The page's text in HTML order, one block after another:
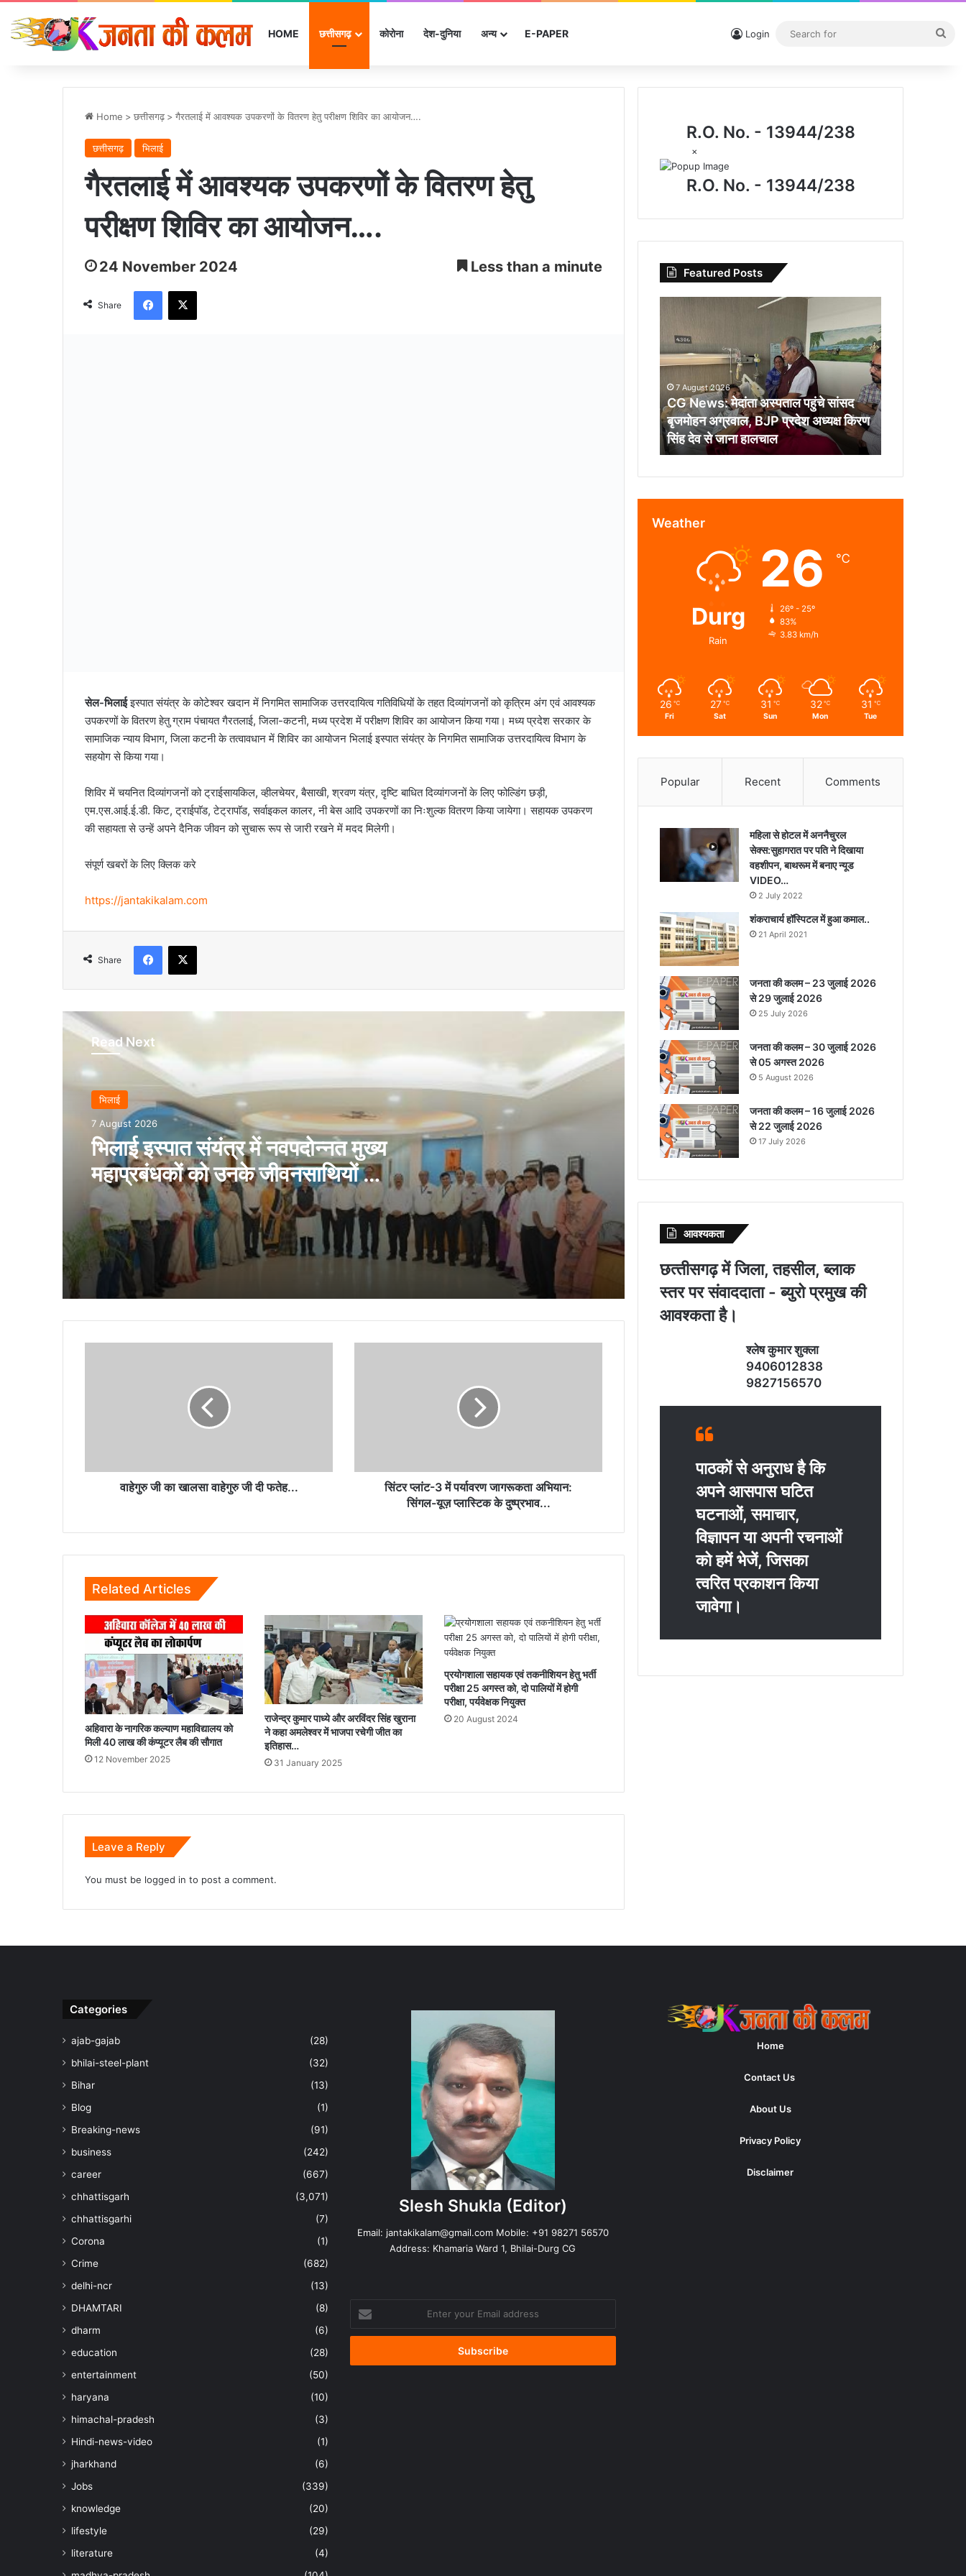
HOME छत्तीसगढ़ कोरोना देश-दुनिया अन्‍य E-PAPER Login
Home > छत्तीसगढ़ > गैरतलाई में आवश्यक उपकरणों के वितरण हेतु परीक्षण शिविर का आयोजन….
छत्तीसगढ़ भिलाई
गैरतलाई में आवश्यक उपकरणों के वितरण हेतु
परीक्षण शिविर का आयोजन….
24 November 2024 Less than a minute
Share
Facebook
X
सेल-भिलाईइस्पात संयंत्र के कोटेश्वर खदान में निगमित सामाजिक उत्तरदायित्व गतिविधियों के तहत दिव्यांगजनों को कृत्रिम अंग एवं आवश्यक
उपकरणों के वितरण हेतु ग्राम पंचायत गैरतलाई, जिला-कटनी, मध्य प्रदेश में परीक्षण शिविर का आयोजन किया गया। मध्य प्रदेश सरकार के
सामाजिक न्याय विभाग, जिला कटनी के तत्वावधान में शिविर का आयोजन भिलाई इस्पात संयंत्र के निगमित सामाजिक उत्तरदायित्व विभाग के
सहयोग से किया गया।
शिविर में चयनित दिव्यांगजनों को ट्राईसायकिल, व्हीलचेयर, बैसाखी, श्रवण यंत्र, दृष्टि बाधित दिव्यांगजनों के लिए फोल्डिंग छड़ी,
एम.एस.आई.ई.डी. किट, ट्राईपाॅड, टेट्रापाॅड, सर्वाइकल कालर, नी बेस आदि उपकरणों का निःशुल्क वितरण किया जायेगा। सहायक उपकरण
की सहायता से उन्हें अपने दैनिक जीवन को सुचारू रूप से जारी रखने में मदद मिलेगी।
संपूर्ण खबरों के लिए क्लिक करे
https://jantakikalam.com
Share
Facebook
X
Read Next
भिलाई
7 August 2026
भिलाई इस्पात संयंत्र में नवपदोन्नत मुख्य
महाप्रबंधकों को उनके जीवनसाथियों की
उपस्थिति में पदोन्नति आदेश प्रदान किये
गये
नया कीर्तिमान, अनेक उत्पादन इकाइयों ने बनाए नए
बृजमोहन अग्रवाल ने रखा छत्तीसगढ़ को भारत की
ऊर्जा सुरक्षा एवं भविष्य की क्रिटिकल मिनरल
अर्थव्यवस्था का अग्रणी राज्य बनाने का विजन
भिलाई में फुटपाथ पर अवैध कारोबार के खिलाफ
निगम की कार्रवाई…
निगम की कार्रवाई, नंदिनी रोड पर अवैध रूप से
सड़क घेरकर रखी रेत जब्त
सिंगल यूज प्लास्टिक के खिलाफ निगम की कार्रवाई,
2600 रुपये जुर्माना वसूला…
‘सुरक्षा-2026’ इन-प्लांट सेफ्टी सर्किल प्रतियोगिता
नेहरू आर्ट गैलरी में छायाकार हिमांशु वर्मा की एकल
वाहेगुरु जी का खालसा वाहेगुरु जी दी फतेह...
प्लास्टिक
सिंटर प्लांट-3 में पर्यावरण जागरूकता अभियान:
सिंगल-यूज़ प्लास्टिक के दुष्प्रभाव...
Related Articles
अहिवारा के नागरिक कल्याण महाविद्यालय को
मिली 40 लाख की कंप्यूटर लैब की सौगात
12 November 2025
राजेन्द्र कुमार पाध्ये और अरविंदर सिंह खुराना
ने कहा अमलेश्वर में भाजपा रचेगी जीत का
इतिहास…
31 January 2025
प्रयोगशाला सहायक एवं तकनीशियन हेतु भर्ती
परीक्षा 25 अगस्त को, दो पालियों में होगी
परीक्षा, पर्यवेक्षक नियुक्त
20 August 2024
Leave a Reply
You must be logged in to post a comment.
R.O. No. - 13944/238
×
R.O. No. - 13944/238
Featured Posts
मेदांता
अस्पताल
पहुंचे
बृजमोहन
अग्रवाल,
BJP
प्रदेश
अध्यक्ष
देव
जाना
7 August 2026
CG News: मेदांता अस्पताल पहुंचे सांसद
बृजमोहन अग्रवाल, BJP प्रदेश अध्यक्ष किरण
सिंह देव से जाना हालचाल
Weather
Durg
Rain
26 ℃
26º - 25º
83%
3.83 km/h
26 ℃
Fri
27 ℃
Sat
31 ℃
Sun
32 ℃
Mon
31 ℃
Tue
Popular Recent Comments
महिला से होटल में अननैचुरल
सेक्स:सुहागरात पर पति ने दिखाया
वहशीपन, बाथरूम में बनाए न्यूड
VIDEO…
2 July 2022
शंकराचार्य हॉस्पिटल में हुआ कमाल..
21 April 2021
जनता की कलम – 23 जुलाई 2026
से 29 जुलाई 2026
25 July 2026
जनता की कलम – 30 जुलाई 2026
से 05 अगस्त 2026
5 August 2026
जनता की कलम – 16 जुलाई 2026
से 22 जुलाई 2026
17 July 2026
आवश्‍यकता
छत्‍तीसगढ़ में जिला, तहसील, ब्‍लाक
स्‍तर पर संवाददाता - ब्‍युरो प्रमुख की
आवश्‍कता है।
श्‍लेष कुमार शुक्‍ला
9406012838
9827156570
पाठकों से अनुराध है कि
अपने आसपास घटित
घटनाओं, समाचार,
विज्ञापन या अपनी रचनाओं
को हमें भेजें, जिसका
त्‍वरित प्रकाशन किया
जावेगा।
Categories
ajab-gajab
(28)
bhilai-steel-plant
(32)
Bihar
(13)
Blog
(1)
Breaking-news
(91)
business
(242)
career
(667)
chhattisgarh
(3,071)
chhattisgarhi
(7)
Corona
(1)
Crime
(682)
delhi-ncr
(13)
DHAMTARI
(8)
dharm
(6)
education
(28)
entertainment
(50)
haryana
(10)
himachal-pradesh
(3)
Hindi-news-video
(1)
jharkhand
(6)
Jobs
(339)
knowledge
(20)
lifestyle
(29)
literature
(4)
Slesh Shukla (Editor)
Email: jantakikalam@gmail.comMobile: +91 98271 56570
Address: Khamaria Ward 1, Bhilai-Durg CG
your
Email
Home
Contact Us
About Us
Privacy Policy
Disclaimer